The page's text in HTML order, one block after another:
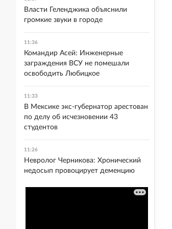
Власти Геленджика объяснили
громкие звуки в городе
11:36
Командир Асей: Инженерные
заграждения ВСУ не помешали
освободить Любицкое
11:33
В Мексике экс-губернатор арестован
по делу об исчезновении 43
студентов
11:26
Невролог Черникова: Хронический
недосып провоцирует деменцию